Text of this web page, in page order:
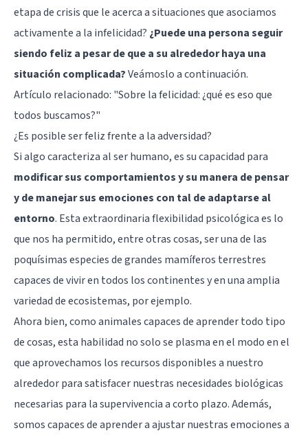
etapa de crisis que le acerca a situaciones que asociamos
activamente a la infelicidad? ¿Puede una persona seguir
siendo feliz a pesar de que a su alrededor haya una
situación complicada?Veámoslo a continuación.
Artículo relacionado: "Sobre la felicidad: ¿qué es eso que
todos buscamos?"
¿Es posible ser feliz frente a la adversidad?
Si algo caracteriza al ser humano, es su capacidad para
modificar sus comportamientos y su manera de pensar
y de manejar sus emociones con tal de adaptarse al
entorno. Esta extraordinaria flexibilidad psicológica es lo
que nos ha permitido, entre otras cosas, ser una de las
poquísimas especies de grandes mamíferos terrestres
capaces de vivir en todos los continentes y en una amplia
variedad de ecosistemas, por ejemplo.
Ahora bien, como animales capaces de aprender todo tipo
de cosas, esta habilidad no solo se plasma en el modo en el
que aprovechamos los recursos disponibles a nuestro
alrededor para satisfacer nuestras necesidades biológicas
necesarias para la supervivencia a corto plazo. Además,
somos capaces de aprender a ajustar nuestrasemocionesa